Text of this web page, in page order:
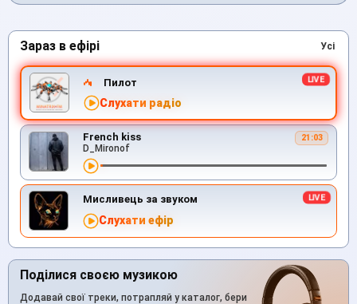
Зараз в ефірі Усі
Пилот
Слухати радіо
French kiss 21:03
D_Mironof
Мисливець за звуком
Слухати ефір
Поділися своєю музикою
Додавай свої треки, потрапляй у каталог, бери